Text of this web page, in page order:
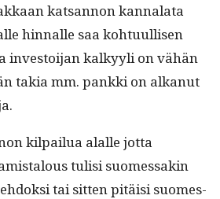
kat­san­non kan­nala­ta
hin­nalle saa kohtu­ullisen
investoi­jan kalkyyli on vähän
takia mm. pank­ki on alka­nut
kil­pailua alalle jot­ta
tulisi suomes­sakin
tai sit­ten pitäisi suomes­